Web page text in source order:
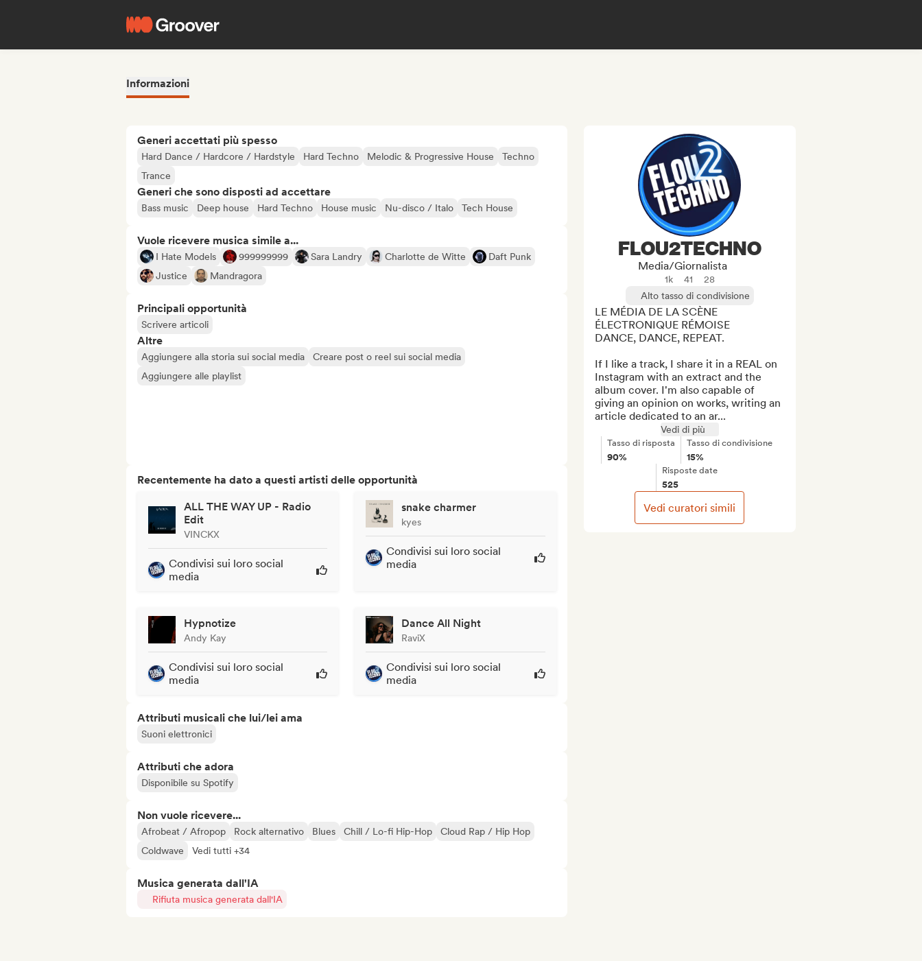
Informazioni
Generi accettati più spesso
Hard Dance / Hardcore / Hardstyle Hard Techno Melodic & Progressive House
Techno
Trance
Generi che sono disposti ad accettare
Bass music Deep house Hard Techno House music Nu-disco / Italo Tech House
Vuole ricevere musica simile a...
I Hate Models 999999999 Sara Landry Charlotte de Witte
Daft Punk
Justice
Mandragora
Principali opportunità
Scrivere articoli
Altre
Aggiungere alla storia sui social media
Creare post o reel sui social media
Aggiungere alle playlist
Recentemente ha dato a questi artisti delle opportunità
ALL THE WAY UP - Radio
Edit
VINCKX
Condivisi sui loro social
media
snake charmer
kyes
Condivisi sui loro social
media
Hypnotize
Andy Kay
Condivisi sui loro social
media
Dance All Night
RaviX
Condivisi sui loro social
media
Attributi musicali che lui/lei ama
Suoni elettronici
Attributi che adora
Disponibile su Spotify
Non vuole ricevere...
Afrobeat / Afropop Rock alternativo Blues Chill / Lo-fi Hip-Hop
Cloud Rap / Hip Hop
Coldwave
Vedi tutti +34
Musica generata dall'IA
Rifiuta musica generata dall'IA
FLOU2TECHNO
Media/Giornalista
1k 41
28
Alto tasso di condivisione
LE MÉDIA DE LA SCÈNE
ÉLECTRONIQUE RÉMOISE
DANCE, DANCE, REPEAT.
If I like a track, I share it in a REAL on
Instagram with an extract and the
album cover. I'm also capable of
giving an opinion on works, writing an
article dedicated to an ar...
Vedi di più
Tasso di risposta
90%
Tasso di condivisione
15%
Risposte date
525
Vedi curatori simili